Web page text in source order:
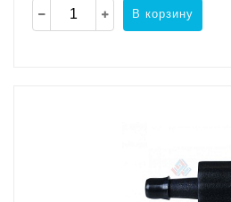
В корзину